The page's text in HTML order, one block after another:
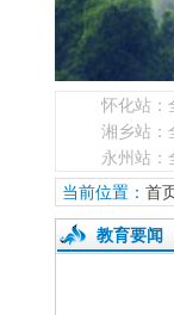
怀化站：
湘乡站：
永州站：
当前位置： 首
教育要闻